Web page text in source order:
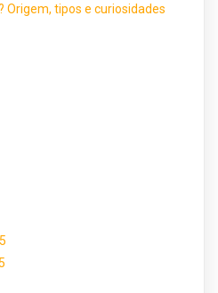
Origem, tipos e curiosidades